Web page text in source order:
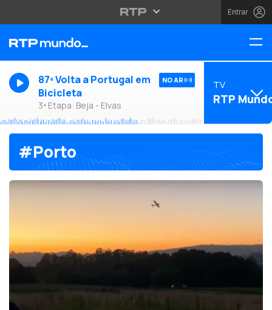
Entrar
87ª Volta a Portugal em
Bicicleta
3ª Etapa: Beja - Elvas
NO AR TV
RTP
#Porto